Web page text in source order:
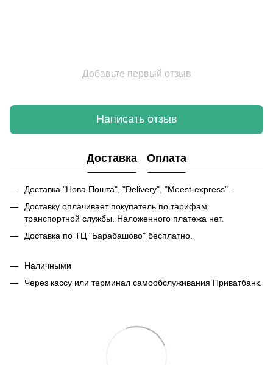
Добавьте первый отзыв
Написать отзыв
Доставка Оплата
Доставка "Нова Пошта", "Delivery", "Meest-express".
Доставку оплачивает покупатель по тарифам
транспортной службы. Наложенного платежа нет.
Доставка по ТЦ "Барабашово" бесплатно.
Наличными
Через кассу или терминал самообслуживания Приватбанк.